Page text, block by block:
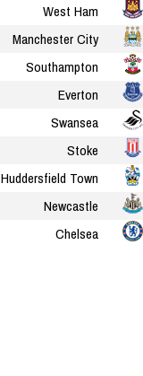
West Ham
Manchester City
Southampton
Everton
Swansea
Stoke
Huddersfield Town
Newcastle
Chelsea